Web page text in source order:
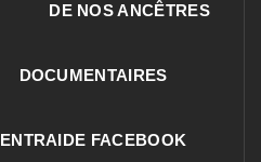
DE NOS ANCÊTRES
DOCUMENTAIRES
ENTRAIDE FACEBOOK